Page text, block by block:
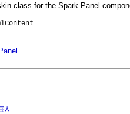
class for the Spark Panel
시